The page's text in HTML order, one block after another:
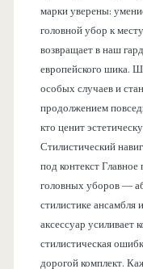
марки уверены:
головной убор к
возвращает в наш
европейского шика.
особых случаев и
продолжением
кто ценит
Стилистический
под контекст Главное
головных уборов —
стилистике
аксессуар усиливает
стилистическая
дорогой комплект.